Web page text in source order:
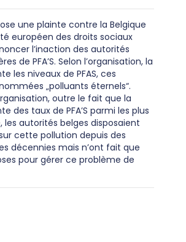
une plainte contre la Belgique
européen des droits sociaux
l’inaction des autorités
de PFA’S. Selon l’organisation, la
les niveaux de PFAS, ces
„polluants éternels“.
outre le fait que la
des taux de PFA’S parmi les plus
les autorités belges disposaient
cette pollution depuis des
décennies mais n’ont fait que
pour gérer ce problème de